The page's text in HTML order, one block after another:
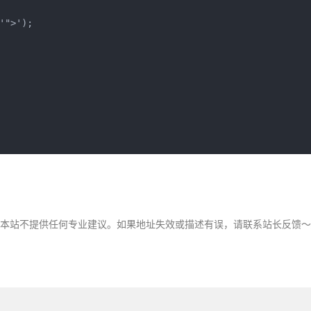
站不提供任何专业建议。如果地址失效或描述有误，请联系站长反馈